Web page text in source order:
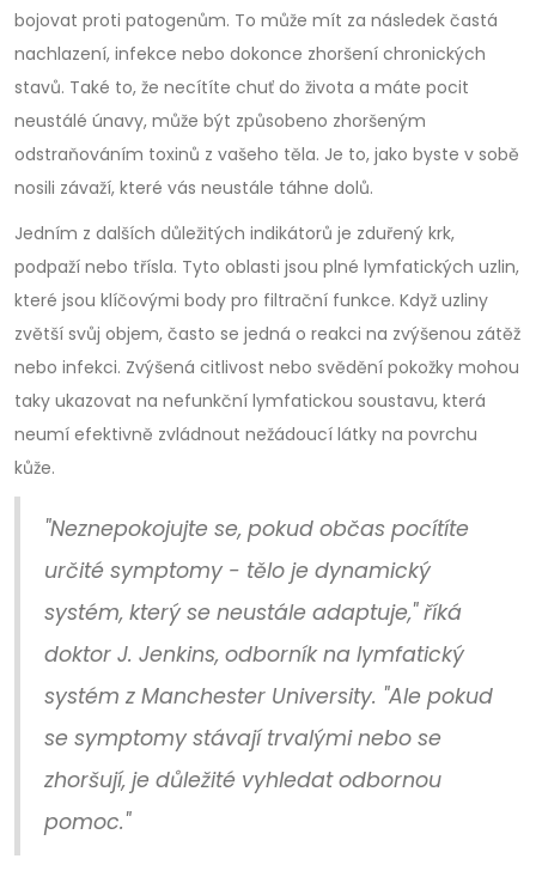
bojovat proti patogenům. To může mít za následek častá
nachlazení, infekce nebo dokonce zhoršení chronických
stavů. Také to, že necítíte chuť do života a máte pocit
neustálé únavy, může být způsobeno zhoršeným
odstraňováním toxinů z vašeho těla. Je to, jako byste v sobě
nosili závaží, které vás neustále táhne dolů.
Jedním z dalších důležitých indikátorů je zduřený krk,
podpaží nebo třísla. Tyto oblasti jsou plné lymfatických uzlin,
které jsou klíčovými body pro filtrační funkce. Když uzliny
zvětší svůj objem, často se jedná o reakci na zvýšenou zátěž
nebo infekci. Zvýšená citlivost nebo svědění pokožky mohou
taky ukazovat na nefunkční lymfatickou soustavu, která
neumí efektivně zvládnout nežádoucí látky na povrchu
kůže.
"Neznepokojujte se, pokud občas pocítíte
určité symptomy - tělo je dynamický
systém, který se neustále adaptuje," říká
doktor J. Jenkins, odborník na lymfatický
systém z Manchester University. "Ale pokud
se symptomy stávají trvalými nebo se
zhoršují, je důležité vyhledat odbornou
pomoc."